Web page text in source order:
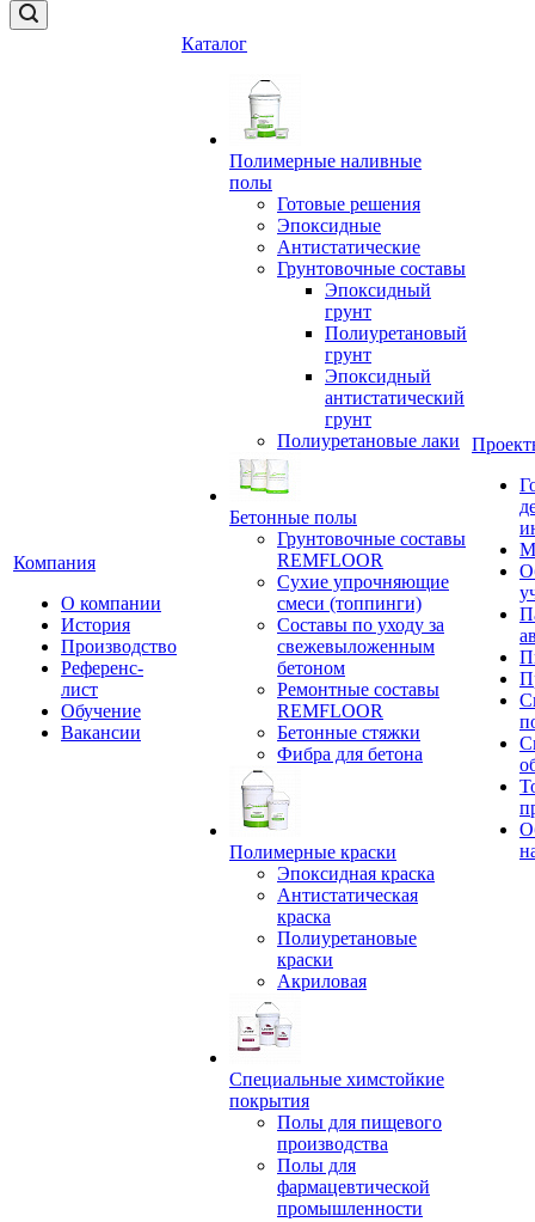
Компания
О компании
История
Производство
Референс-
лист
Обучение
Вакансии
Каталог
Полимерные наливные
полы
Готовые решения
Эпоксидные
Антистатические
Грунтовочные составы
Эпоксидный
грунт
Полиуретановый
грунт
Эпоксидный
антистатический
грунт
Полиуретановые лаки
Бетонные полы
Грунтовочные составы
REMFLOOR
Сухие упрочняющие
смеси (топпинги)
Составы по уходу за
свежевыложенным
бетоном
Ремонтные составы
REMFLOOR
Бетонные стяжки
Фибра для бетона
Полимерные краски
Эпоксидная краска
Антистатическая
краска
Полиуретановые
краски
Акриловая
Специальные химстойкие
покрытия
Полы для пищевого
производства
Полы для
фармацевтической
промышленности